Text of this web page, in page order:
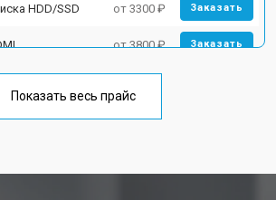
HDD/SSD от 3300 ₽ Заказать
от 3800 ₽ Заказать
от 2900 ₽
Показать весь прайс